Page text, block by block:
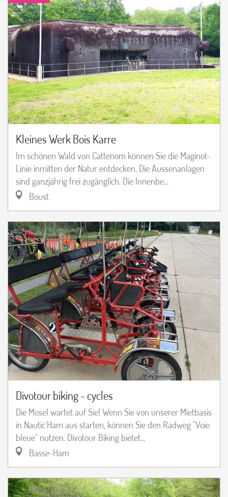
Kleines Werk Bois Karre
Im schönen Wald von Cattenom können Sie die Maginot-
Linie inmitten der Natur entdecken. Die Aussenanlagen
sind ganzjährig frei zugänglich. Die Innenbe...
Boust
Divotour biking - cycles
Die Mosel wartet auf Sie! Wenn Sie von unserer Mietbasis
in Nautic'Ham aus starten, können Sie den Radweg "Voie
bleue" nutzen. Divotour Biking bietet...
Basse-Ham